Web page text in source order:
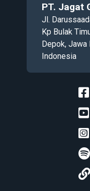
PT. Jagat
Jl.
Kp Bulak
Depok, Jawa
Indonesia